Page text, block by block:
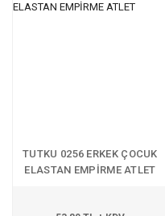
TUTKU 0256 ERKEK ÇOCUK
ELASTAN EMPİRME ATLET